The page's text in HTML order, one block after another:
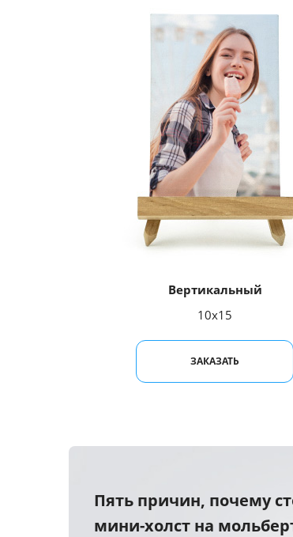
Вертикальный
10x15
ЗАКАЗАТЬ
Пять причин, почему
мини-холст на